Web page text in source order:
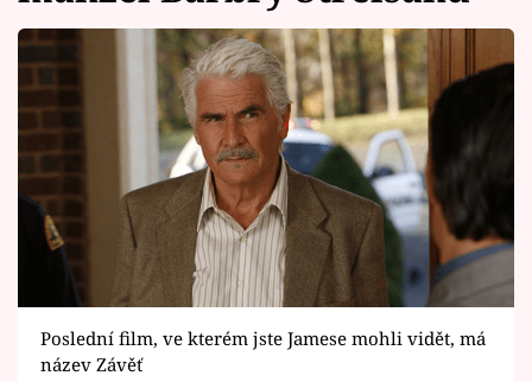
Celebrity
Vztahy
Seriály
Horoskopy
Sledujte prima+
Filmový festival Karlovy Vary
Pořady
Poslední film, ve kterém jste Jamese mohli vidět, má
název Závěť